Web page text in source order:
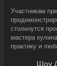
Участникам
столкнутся
мастера
практику и
Шоу